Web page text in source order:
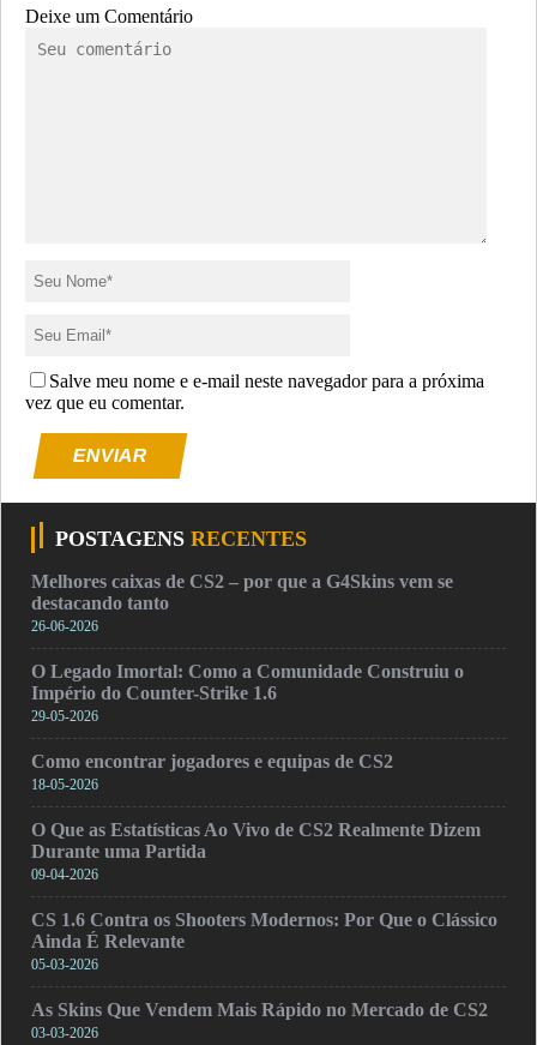
Deixe um Comentário
Salve meu nome e e-mail neste navegador para a próxima
vez que eu comentar.
ENVIAR
POSTAGENS RECENTES
Melhores caixas de CS2 – por que a G4Skins vem se
destacando tanto
26-06-2026
O Legado Imortal: Como a Comunidade Construiu o
Império do Counter-Strike 1.6
29-05-2026
Como encontrar jogadores e equipas de CS2
18-05-2026
O Que as Estatísticas Ao Vivo de CS2 Realmente Dizem
Durante uma Partida
09-04-2026
CS 1.6 Contra os Shooters Modernos: Por Que o Clássico
Ainda É Relevante
05-03-2026
As Skins Que Vendem Mais Rápido no Mercado de CS2
03-03-2026